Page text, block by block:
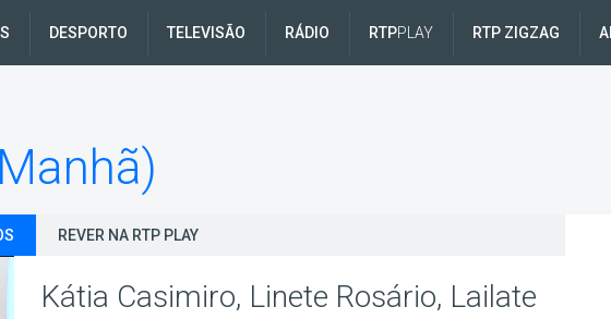
DESPORTO TELEVISÃO RÁDIO RTPPLAY RTP ZIGZAG
REVER NA RTP PLAY
Kátia Casimiro, Linete Rosário, Lailate